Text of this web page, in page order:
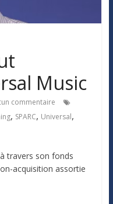
Music
commentaire
, SPARC, Universal,
travers son fonds
acquisition assortie